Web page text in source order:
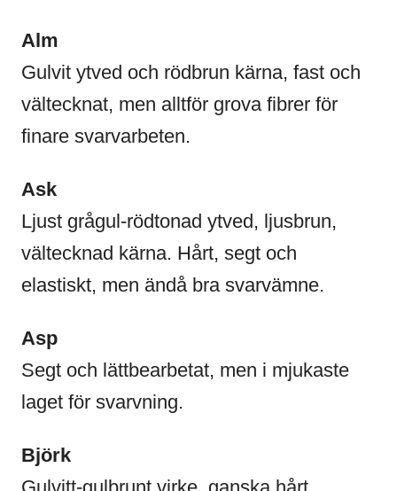
Alm
Gulvit ytved och rödbrun kärna, fast och
vältecknat, men alltför grova fibrer för
finare svarvarbeten.
Ask
Ljust grågul-rödtonad ytved, ljusbrun,
vältecknad kärna. Hårt, segt och
elastiskt, men ändå bra svarvämne.
Asp
Segt och lättbearbetat, men i mjukaste
laget för svarvning.
Björk